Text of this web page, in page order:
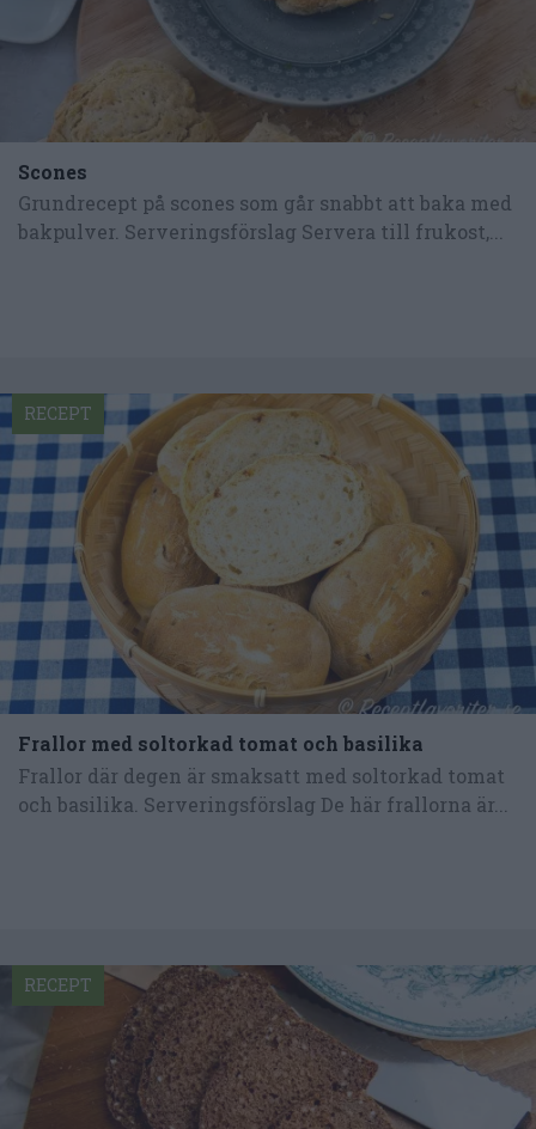
Scones
Grundrecept på scones som går snabbt att baka med
bakpulver. Serveringsförslag Servera till frukost,...
Frallor med soltorkad tomat och basilika
Frallor där degen är smaksatt med soltorkad tomat
och basilika. Serveringsförslag De här frallorna är...
RECEPT
RECEPT